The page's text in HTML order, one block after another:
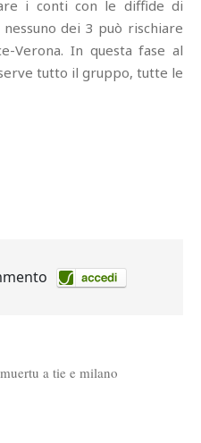
i conti con le diffide di
dei 3 può rischiare
Verona. In questa fase al
tutto il gruppo, tutte le